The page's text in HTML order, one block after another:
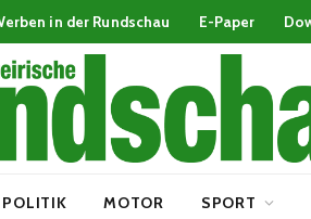
in der Rundschau E-Paper
POLITIK MOTOR SPORT